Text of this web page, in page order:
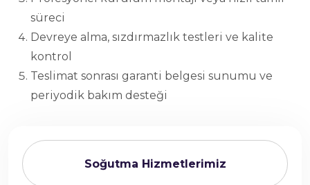
Soğutma Hizmetlerimiz
süreci
Devreye alma, sızdırmazlık testleri ve kalite
kontrol
Teslimat sonrası garanti belgesi sunumu ve
periyodik bakım desteği